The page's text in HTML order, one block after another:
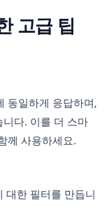
고급 팁
동일하게 응답하며,
니다. 이를 더 스마
께 사용하세요.
대한 필터를 만듭니